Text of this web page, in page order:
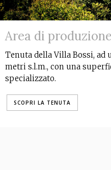
Area di produzione
Tenuta della Villa Bossi, ad
metri s.l.m., con una
specializzato.
SCOPRI LA TENUTA